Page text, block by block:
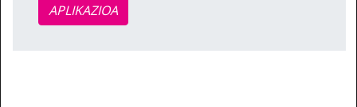
APLIKAZIOA